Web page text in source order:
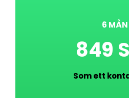
6 MÅN
849
Som ett